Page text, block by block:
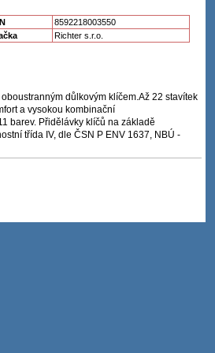
8592218003550
Richter s.r.o.
důlkovým klíčem.Až 22 stavítek
a vysokou kombinační
barev. Přidělávky klíčů na základě
třída IV, dle ČSN P ENV 1637, NBÚ -